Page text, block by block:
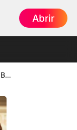
Abrir
Divorciada con un Bebé Secreto